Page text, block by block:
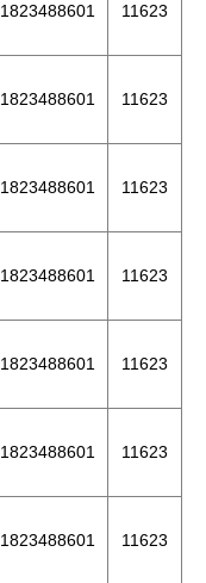
1823488601 11623
1823488601 11623
1823488601 11623
1823488601 11623
1823488601 11623
1823488601 11623
1823488601 11623